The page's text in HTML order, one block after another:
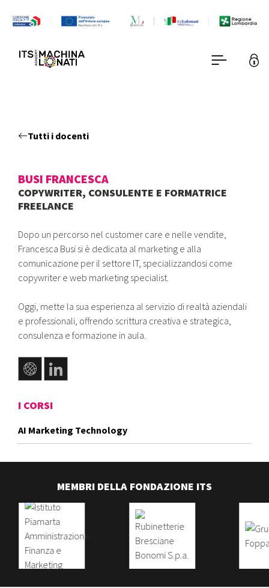
Tutti i docenti
BUSI FRANCESCA
COPYWRITER, CONSULENTE E FORMATRICE
FREELANCE
Dopo un percorso nel customer care e nelle vendite,
Francesca Busi si è dedicata al marketing e alla
comunicazione per il settore IT, specializzandosi come
copywriter e web marketing specialist.
Oggi, mette la sua esperienza al servizio di realtà aziendali
e professionali, offrendo scrittura creativa e strategica,
consulenza e formazione in aula.
I CORSI
AI Marketing Technology
MEMBRI DELLA FONDAZIONE ITS